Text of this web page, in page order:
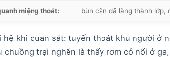
miệng thoát: bùn cặn đã lắng thành lớp,
hệ khi quan sát: tuyến thoát khu người ở
trại nghẽn là thấy rơm cỏ nổi ở